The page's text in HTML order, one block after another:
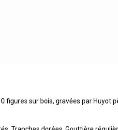
figures sur bois, gravées par Huyot